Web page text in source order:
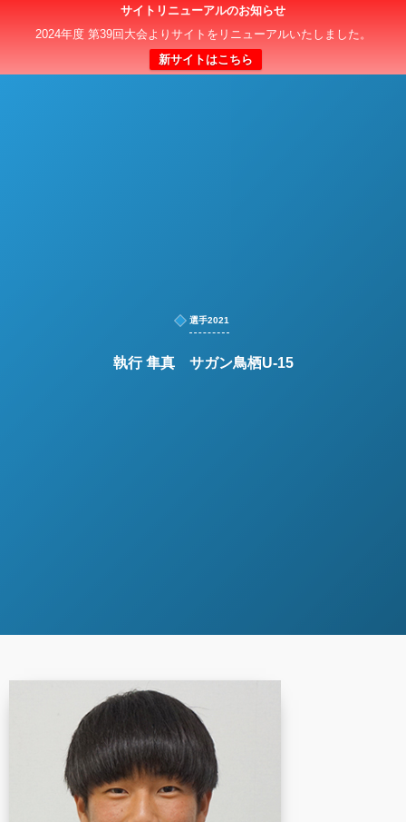
サイトリニューアルのお知らせ
2024年度 第39回大会よりサイトをリニューアルいたしました。
新サイトはこちら
日本クラブユースサッカー選手権（U-15）大会
選手2021
執行 隼真 サガン鳥栖U-15